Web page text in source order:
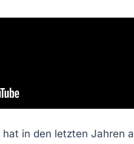
hat in den letzten Jahren